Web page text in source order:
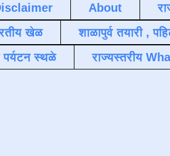
About
खेळ
शाळापुर्व तयारी ,
पर्यटन स्थळे राज्यस्तरीय